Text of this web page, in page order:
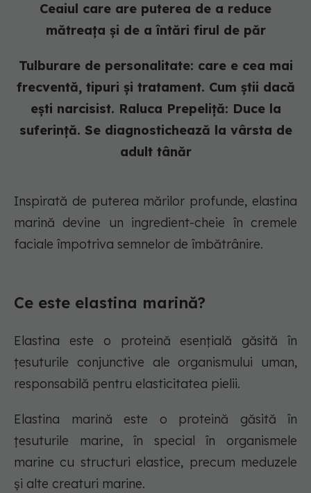
Ceaiul care are puterea de a reduce
mătreața și de a întări firul de păr
Tulburare de personalitate: care e cea mai
frecventă, tipuri și tratament. Cum știi dacă
ești narcisist. Raluca Prepeliță: Duce la
suferință. Se diagnostichează la vârsta de
adult tânăr
Inspirată de puterea mărilor profunde, elastina
marină devine un ingredient-cheie în cremele
faciale împotriva semnelor de îmbătrânire.
Ce este elastina marină?
Elastina este o proteină esențială găsită în
țesuturile conjunctive ale organismului uman,
responsabilă pentru elasticitatea pielii.
Elastina marină este o proteină găsită în
țesuturile marine, în special în organismele
marine cu structuri elastice, precum meduzele
și alte creaturi marine.